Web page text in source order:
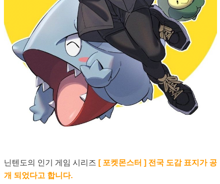
닌텐도의 인기 게임 시리즈 [ 포켓몬스터 ] 전국 도감 표지가 공
개 되었다고 합니다.